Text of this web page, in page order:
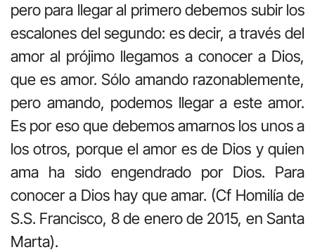
pero para llegar al primero debemos subir los
escalones del segundo: es decir, a través del
amor al prójimo llegamos a conocer a Dios,
que es amor. Sólo amando razonablemente,
pero amando, podemos llegar a este amor.
Es por eso que debemos amarnos los unos a
los otros, porque el amor es de Dios y quien
ama ha sido engendrado por Dios. Para
conocer a Dios hay que amar. (Cf Homilía de
S.S. Francisco, 8 de enero de 2015, en Santa
Marta).